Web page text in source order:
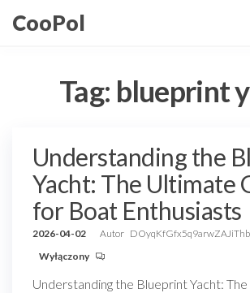
doCooPol
Tag: blueprint
Understanding the
Yacht: The Ultimate
for Boat Enthusiasts
2026-04-02 Autor
Wyłączony
Understanding the Blueprint Yacht: